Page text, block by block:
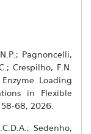
Pagnoncelli,
Crespilho, F.N.
Loading
in Flexible
68, 2026.
Sedenho,